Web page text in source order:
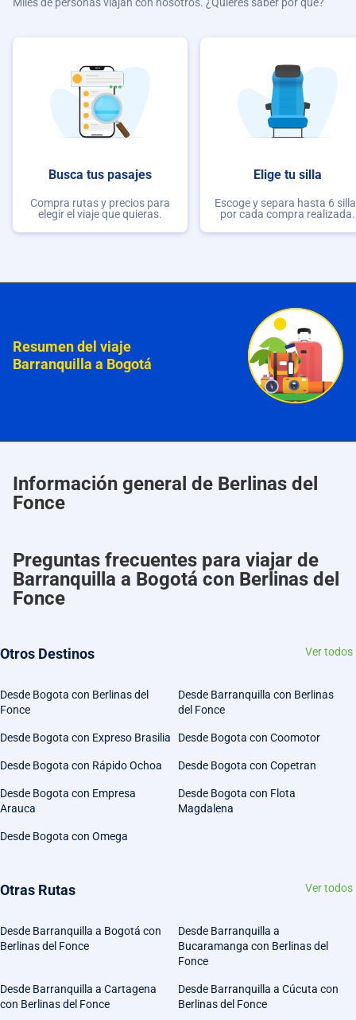
Busca tus pasajes
Compra rutas y precios para
elegir el viaje que quieras.
Elige tu silla
Escoge y separa hasta 6
por cada compra realizada.
Resumen del viaje
Barranquilla a Bogotá
Información general de Berlinas del
Fonce
Preguntas frecuentes para viajar de
Barranquilla a Bogotá con Berlinas del
Fonce
Otros Destinos Ver todos
Desde Bogota con Berlinas del
Fonce
Desde Barranquilla con Berlinas
del Fonce
Desde Bogota con Expreso Brasilia Desde Bogota con Coomotor
Desde Bogota con Rápido Ochoa Desde Bogota con Copetran
Desde Bogota con Empresa
Arauca
Desde Bogota con Flota
Magdalena
Desde Bogota con Omega
Otras Rutas Ver todos
Desde Barranquilla a Bogotá con
Berlinas del Fonce
Desde Barranquilla a
Bucaramanga con Berlinas del
Fonce
Desde Barranquilla a Cartagena
con Berlinas del Fonce
Desde Barranquilla a Cúcuta con
Berlinas del Fonce